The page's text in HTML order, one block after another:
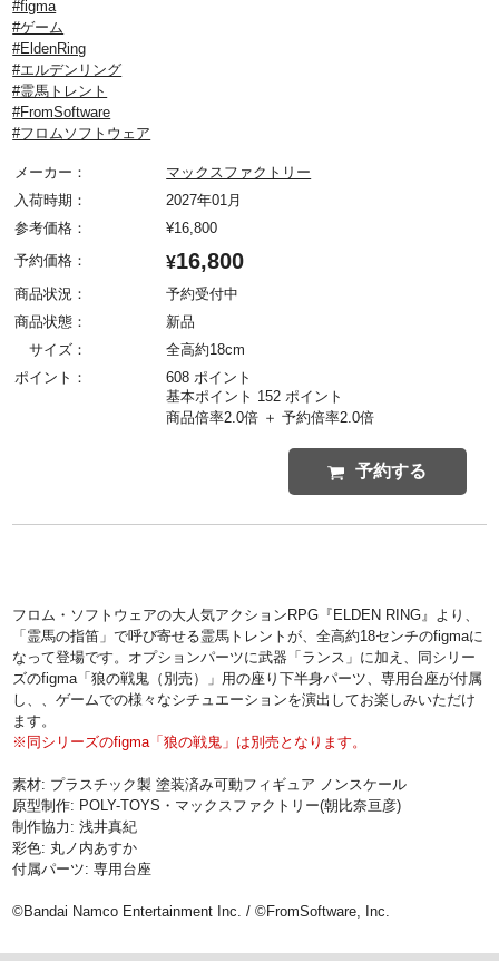
#figma
#ゲーム
#EldenRing
#エルデンリング
#霊馬トレント
#FromSoftware
#フロムソフトウェア
メーカー：
マックスファクトリー
入荷時期：
2027年01月
参考価格：
¥16,800
予約価格：
¥16,800
商品状況：
予約受付中
商品状態：
新品
サイズ：
全高約18cm
ポイント：
608 ポイント
基本ポイント 152 ポイント
商品倍率2.0倍 ＋ 予約倍率2.0倍
予約する
フロム・ソフトウェアの大人気アクションRPG『ELDEN RING』より、
「霊馬の指笛」で呼び寄せる霊馬トレントが、全高約18センチのfigmaに
なって登場です。オプションパーツに武器「ランス」に加え、同シリー
ズのfigma「狼の戦鬼（別売）」用の座り下半身パーツ、専用台座が付属
し、、ゲームでの様々なシチュエーションを演出してお楽しみいただけ
ます。
※同シリーズのfigma「狼の戦鬼」は別売となります。
素材: プラスチック製 塗装済み可動フィギュア ノンスケール
原型制作: POLY-TOYS・マックスファクトリー(朝比奈亘彦)
制作協力: 浅井真紀
彩色: 丸ノ内あすか
付属パーツ: 専用台座
©Bandai Namco Entertainment Inc. / ©FromSoftware, Inc.